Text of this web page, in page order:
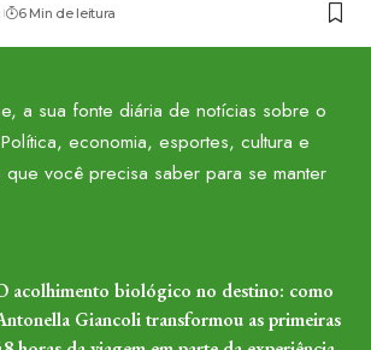
6 Min de leitura
a sua fonte diária de notícias sobre o
economia, esportes, cultura e
que você precisa saber para se manter
acolhimento biológico no destino: como
Giancoli transformou as primeiras